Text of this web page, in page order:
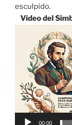
esculpido.
Video del
Reproductor
vídeo
00:00